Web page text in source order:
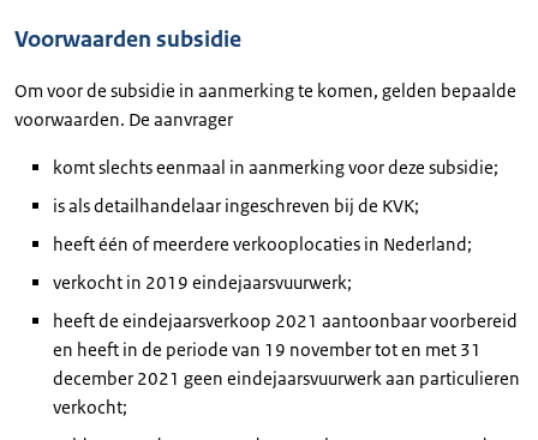
Voorwaarden subsidie
Om voor de subsidie in aanmerking te komen, gelden bepaalde
voorwaarden. De aanvrager
komt slechts eenmaal in aanmerking voor deze subsidie;
is als detailhandelaar ingeschreven bij de KVK;
heeft één of meerdere verkooplocaties in Nederland;
verkocht in 2019 eindejaarsvuurwerk;
heeft de eindejaarsverkoop 2021 aantoonbaar voorbereid
en heeft in de periode van 19 november tot en met 31
december 2021 geen eindejaarsvuurwerk aan particulieren
verkocht;